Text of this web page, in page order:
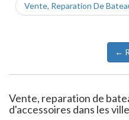
Vente, Reparation De
←
Vente, reparation de
d'accessoires dans les